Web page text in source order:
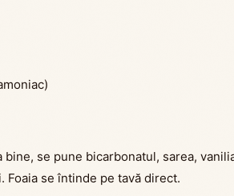
bine, se pune bicarbonatul, sarea,
Foaia se întinde pe tavă direct.